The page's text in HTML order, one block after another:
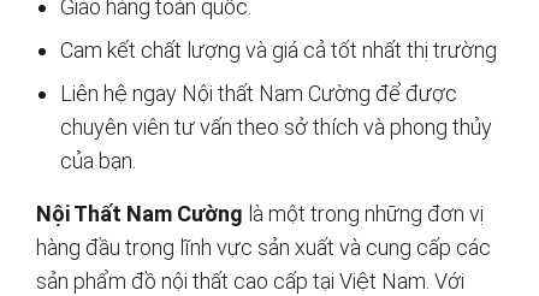
Giao hàng toàn quốc.
Cam kết chất lượng và giá cả tốt nhất thị trường
Liên hệ ngay Nội thất Nam Cường để được
chuyên viên tư vấn theo sở thích và phong thủy
của bạn.
Nội Thất Nam Cường là một trong những đơn vị
hàng đầu trong lĩnh vực sản xuất và cung cấp các
sản phẩm đồ nội thất cao cấp tại Việt Nam. Với